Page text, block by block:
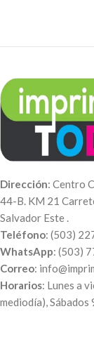
Dirección: Centro
44-B. KM 21
Salvador Este .
Teléfono: (503)
WhatsApp: (503)
Correo:
Horarios: Lunes a
mediodía),